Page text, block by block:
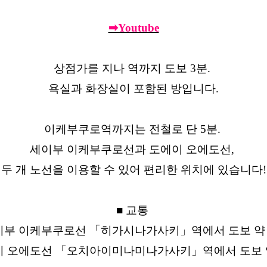
➡Youtube
상점가를 지나 역까지 도보 3분.
욕실과 화장실이 포함된 방입니다.
이케부쿠로역까지는 전철로 단 5분.
세이부 이케부쿠로선과 도에이 오에도선,
두 개 노선을 이용할 수 있어 편리한 위치에 있습니다!
■ 교통
부 이케부쿠로선 「히가시나가사키」역에서 도보 약
오에도선 「오치아이미나미나가사키」역에서 도보